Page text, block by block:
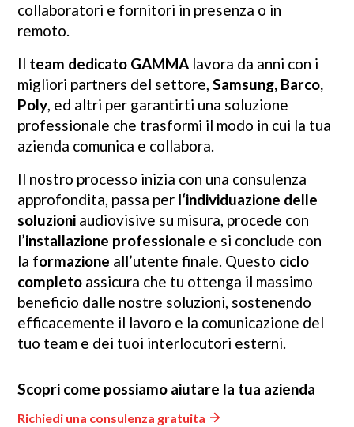
collaboratori e fornitori in presenza o in
remoto.
Il team dedicato GAMMA lavora da anni con i
migliori partners del settore,Samsung, Barco,
Poly, ed altri per garantirti una soluzione
professionale che trasformi il modo in cui la tua
azienda comunica e collabora.
Il nostro processo inizia con una consulenza
approfondita, passa per l‘individuazione delle
soluzioni audiovisive su misura, procede con
l’installazione professionale e si conclude con
la formazione all’utente finale. Questo ciclo
completo assicura che tu ottenga il massimo
beneficio dalle nostre soluzioni, sostenendo
efficacemente il lavoro e la comunicazione del
tuo team e dei tuoi interlocutori esterni.
Scopri come possiamo aiutare la tua azienda
Richiedi una consulenza gratuita